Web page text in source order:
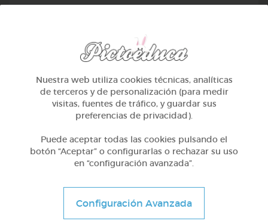
Lo más sano en la cocina y 2 fábulas de esopo
Nuestra web utiliza cookies técnicas, analíticas
de terceros y de personalización (para medir
visitas, fuentes de tráfico, y guardar sus
preferencias de privacidad).
Puede aceptar todas las cookies pulsando el
botón “Aceptar” o configurarlas o rechazar su uso
en “configuración avanzada”.
Configuración Avanzada